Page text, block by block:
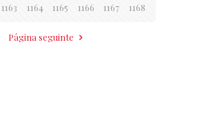
1163 1164 1165 1166 1167 1168
Página seguinte